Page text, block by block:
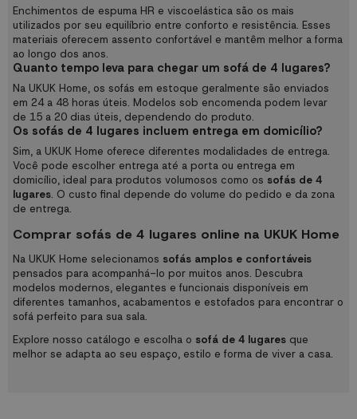
Enchimentos de espuma HR e viscoelástica são os mais
utilizados por seu equilíbrio entre conforto e resistência. Esses
materiais oferecem assento confortável e mantêm melhor a forma
ao longo dos anos.
Quanto tempo leva para chegar um sofá de 4 lugares?
Na UKUK Home, os sofás em estoque geralmente são enviados
em 24 a 48 horas úteis. Modelos sob encomenda podem levar
de 15 a 20 dias úteis, dependendo do produto.
Os sofás de 4 lugares incluem entrega em domicílio?
Sim, a UKUK Home oferece diferentes modalidades de entrega.
Você pode escolher entrega até a porta ou entrega em
domicílio, ideal para produtos volumosos como os sofás de 4
lugares. O custo final depende do volume do pedido e da zona
de entrega.
Comprar sofás de 4 lugares online na UKUK Home
Na UKUK Home selecionamos sofás amplos e confortáveis
pensados para acompanhá-lo por muitos anos. Descubra
modelos modernos, elegantes e funcionais disponíveis em
diferentes tamanhos, acabamentos e estofados para encontrar o
sofá perfeito para sua sala.
Explore nosso catálogo e escolha o sofá de 4 lugares que
melhor se adapta ao seu espaço, estilo e forma de viver a casa.